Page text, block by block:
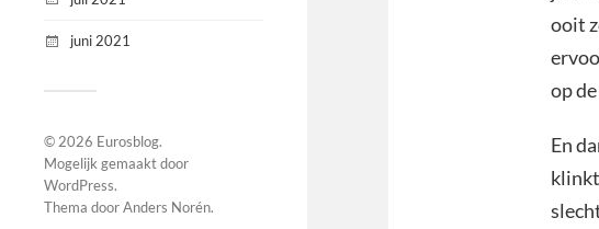
juni 2021
© 2026 Eurosblog.
Mogelijk gemaakt door
WordPress.
Thema doorAnders Norén.
ooit
op
En